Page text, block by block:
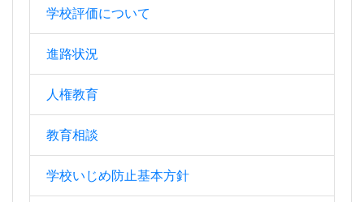
学校評価について
進路状況
人権教育
教育相談
学校いじめ防止基本方針